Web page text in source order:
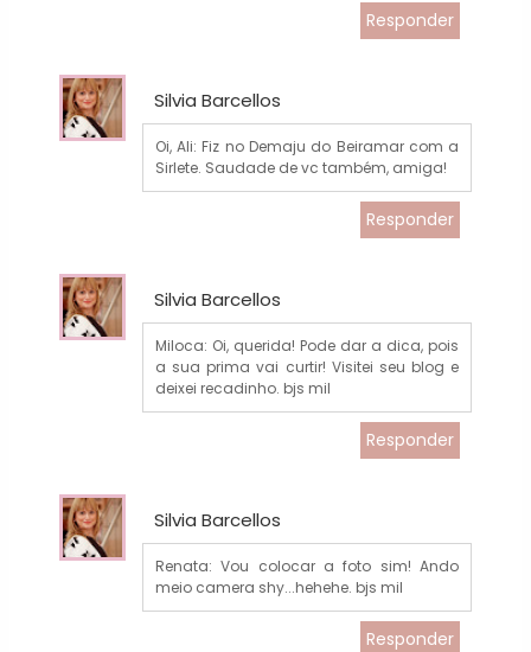
Responder
Silvia Barcellos
Oi, Ali: Fiz no Demaju do Beiramar com a
Sirlete. Saudade de vc também, amiga!
Responder
Silvia Barcellos
Miloca: Oi, querida! Pode dar a dica, pois
a sua prima vai curtir! Visitei seu blog e
deixei recadinho. bjs mil
Responder
Silvia Barcellos
Renata: Vou colocar a foto sim! Ando
meio camera shy...hehehe. bjs mil
Responder